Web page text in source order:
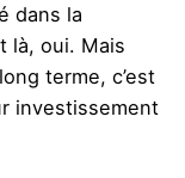
dans la
là, oui. Mais
terme, c’est
investissement